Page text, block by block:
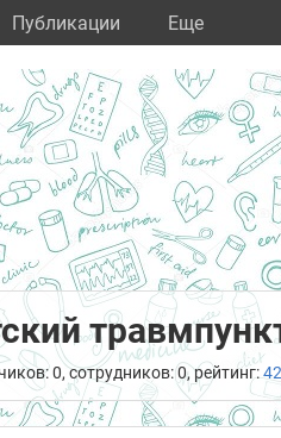
Публикации Eще
0, сотрудников: 0, рейтинг: